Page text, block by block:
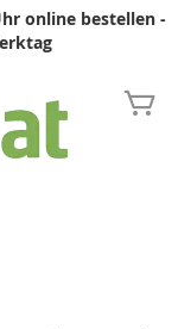
online bestellen -